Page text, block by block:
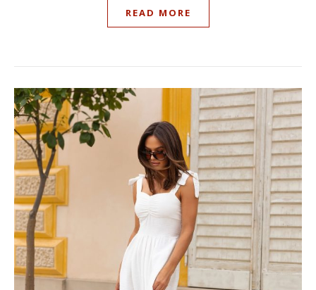
READ MORE